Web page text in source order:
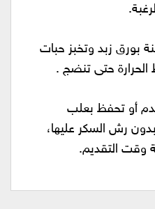
بورق زبد وتخبز حبات
حتى تنضج .
أو تحفظ بعلب
رش السكر عليها،
وقت التقديم.